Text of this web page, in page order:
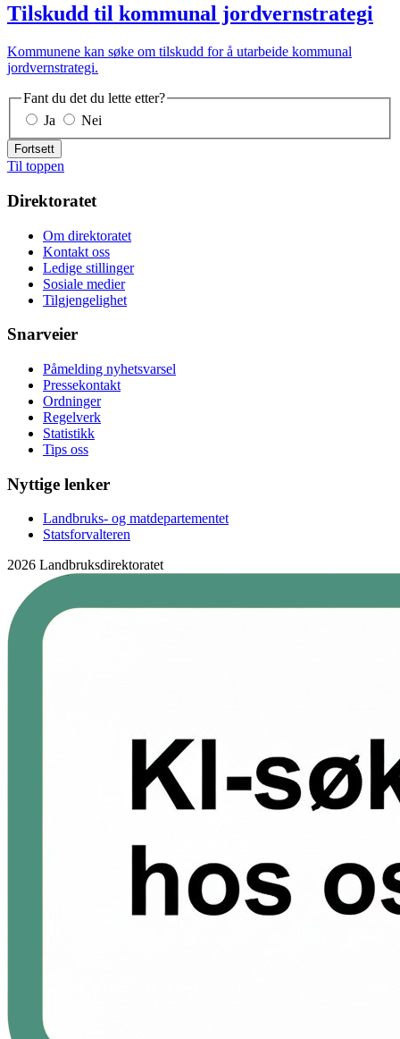
Tilskudd til kommunal jordvernstrategi
Kommunene kan søke om tilskudd for å utarbeide kommunal
jordvernstrategi.
Fant du det du lette etter?
Ja
Nei
Fortsett
Til toppen
Direktoratet
Om direktoratet
Kontakt oss
Ledige stillinger
Sosiale medier
Tilgjengelighet
Snarveier
Påmelding nyhetsvarsel
Pressekontakt
Ordninger
Regelverk
Statistikk
Tips oss
Nyttige lenker
Landbruks- og matdepartementet
Statsforvalteren
2026 Landbruksdirektoratet